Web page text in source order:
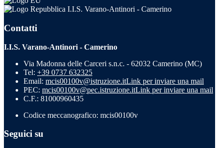
I.I.S. Varano-Antinori - Camerino
Contatti
I.I.S. Varano-Antinori - Camerino
Via Madonna delle Carceri s.n.c. - 62032 Camerino (MC)
Tel: +39 0737 632325
Email: mcis00100v@istruzione.itLink per inviare una mail
PEC: mcis00100v@pec.istruzione.itLink per inviare una mail
C.F.: 81000960435
Codice meccanografico: mcis00100v
Seguici su